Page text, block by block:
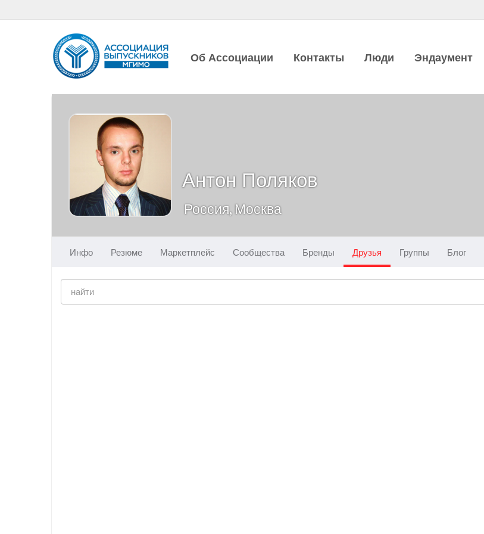
Об Ассоциации Контакты Люди Эндаумент
Антон Поляков
Россия, Москва
Инфо Резюме Маркетплейс Сообщества Бренды Друзья Группы Блог